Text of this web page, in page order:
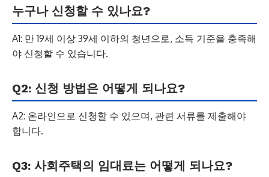
누구나 신청할 수 있나요?
A1: 만 19세 이상 39세 이하의 청년으로, 소득 기준을 충족해
야 신청할 수 있습니다.
Q2: 신청 방법은 어떻게 되나요?
A2: 온라인으로 신청할 수 있으며, 관련 서류를 제출해야
합니다.
Q3: 사회주택의 임대료는 어떻게 되나요?